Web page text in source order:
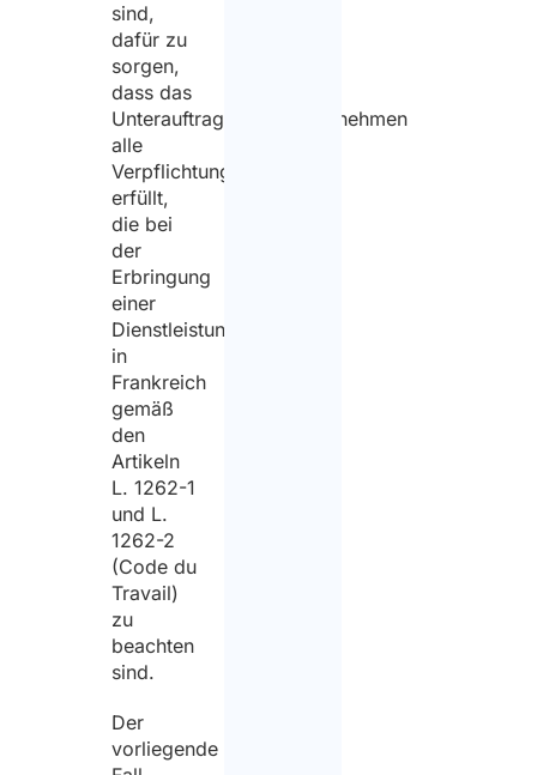
sind,
dafür zu
sorgen,
dass das
Unterauftragnehmerunternehmen
alle
Verpflichtungen
erfüllt,
die bei
der
Erbringung
einer
Dienstleistung
in
Frankreich
gemäß
den
Artikeln
L. 1262-1
und L.
1262-2
(Code du
Travail)
zu
beachten
sind.
Der
vorliegende